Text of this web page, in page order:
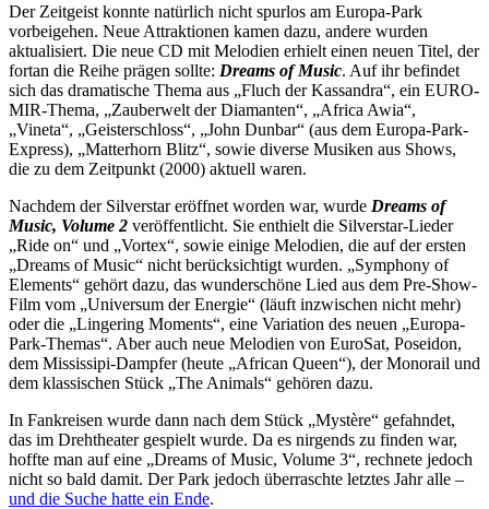
Der Zeitgeist konnte natürlich nicht spurlos am Europa-Park
vorbeigehen. Neue Attraktionen kamen dazu, andere wurden
aktualisiert. Die neue CD mit Melodien erhielt einen neuen Titel, der
fortan die Reihe prägen sollte: Dreams of Music. Auf ihr befindet
sich das dramatische Thema aus „Fluch der Kassandra“, ein EURO-
MIR-Thema, „Zauberwelt der Diamanten“, „Africa Awia“,
„Vineta“, „Geisterschloss“, „John Dunbar“ (aus dem Europa-Park-
Express), „Matterhorn Blitz“, sowie diverse Musiken aus Shows,
die zu dem Zeitpunkt (2000) aktuell waren.
Nachdem der Silverstar eröffnet worden war, wurde Dreams of
Music, Volume 2 veröffentlicht. Sie enthielt die Silverstar-Lieder
„Ride on“ und „Vortex“, sowie einige Melodien, die auf der ersten
„Dreams of Music“ nicht berücksichtigt wurden. „Symphony of
Elements“ gehört dazu, das wunderschöne Lied aus dem Pre-Show-
Film vom „Universum der Energie“ (läuft inzwischen nicht mehr)
oder die „Lingering Moments“, eine Variation des neuen „Europa-
Park-Themas“. Aber auch neue Melodien von EuroSat, Poseidon,
dem Mississipi-Dampfer (heute „African Queen“), der Monorail und
dem klassischen Stück „The Animals“ gehören dazu.
In Fankreisen wurde dann nach dem Stück „Mystère“ gefahndet,
das im Drehtheater gespielt wurde. Da es nirgends zu finden war,
hoffte man auf eine „Dreams of Music, Volume 3“, rechnete jedoch
nicht so bald damit. Der Park jedoch überraschte letztes Jahr alle –
und die Suche hatte ein Ende.